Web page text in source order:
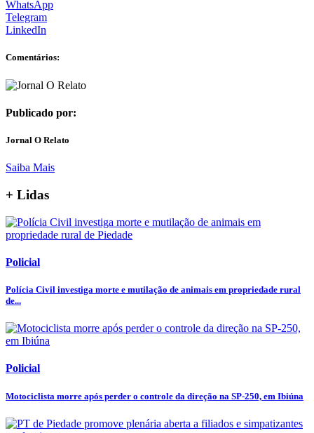
WhatsApp
Telegram
LinkedIn
Comentários:
Publicado por:
Jornal O Relato
Saiba Mais
+ Lidas
Policial
Polícia Civil investiga morte e mutilação de animais em propriedade rural
de...
Policial
Motociclista morre após perder o controle da direção na SP-250, em Ibiúna